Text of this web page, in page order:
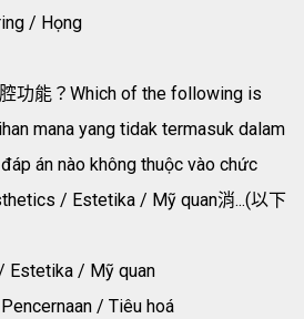
/ Họng
功能？Which of the following is
mana yang tidak termasuk dalam
án nào không thuộc vào chức
/ Estetika / Mỹ quan消...(以下
Estetika / Mỹ quan
/ Tiêu hoá